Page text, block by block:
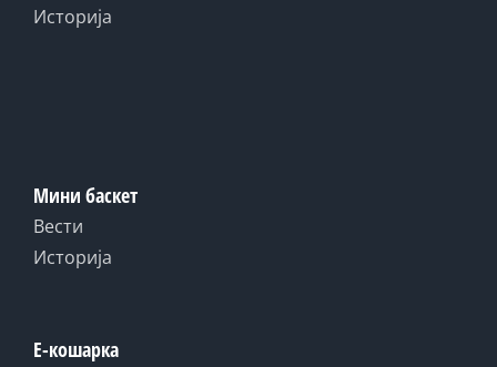
Историја
Мини баскет
Вести
Историја
Е-кошарка